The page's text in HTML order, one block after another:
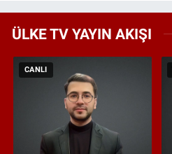
ÜLKE TV YAYIN AKIŞI
CANLI